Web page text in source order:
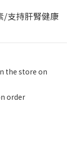
/支持肝腎健康
the store on
order